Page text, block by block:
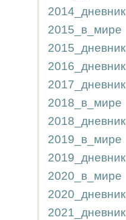
2014_дневник
2015_в_мире
2015_дневник
2016_дневник
2017_дневник
2018_в_мире
2018_дневник
2019_в_мире
2019_дневник
2020_в_мире
2020_дневник
2021_дневник